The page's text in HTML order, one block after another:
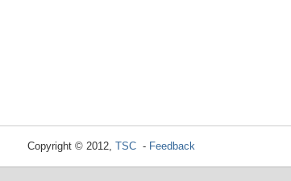
Copyright © 2012, TSC- Feedback